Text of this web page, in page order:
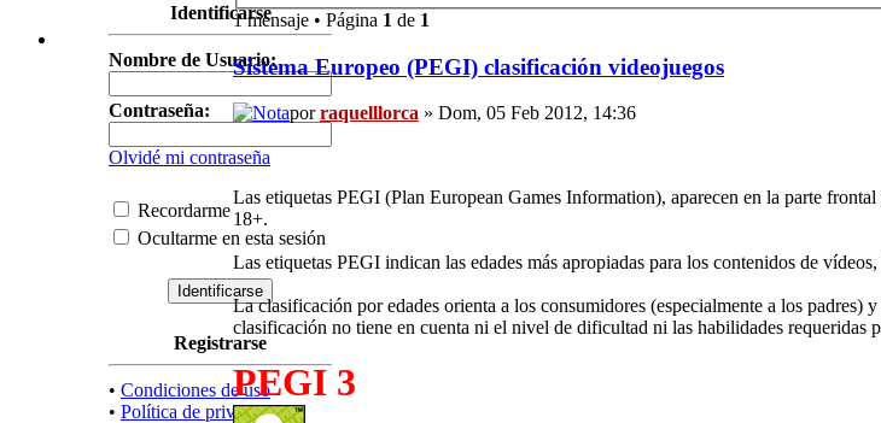
Identificarse
Nombre de Usuario:
Contraseña:
Olvidé mi contraseña
Recordarme
Ocultarme en esta sesión
Registrarse
• Condiciones de uso
• Política de privacidad
1 mensaje • Página 1 de 1
Sistema Europeo (PEGI) clasificación videojuegos
porraquelllorca » Dom, 05 Feb 2012, 14:36
Las etiquetas PEGI (Plan European Games Information), aparecen en la parte
18+.
Las etiquetas PEGI indican las edades más apropiadas para los contenidos de
La clasificación por edades orienta a los consumidores (especialmente a los
clasificación no tiene en cuenta ni el nivel de dificultad ni las habilidades requeridas
PEGI 3